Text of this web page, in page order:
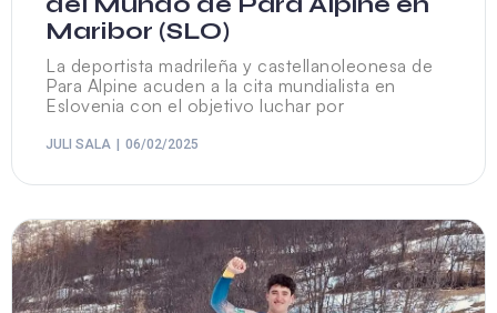
Maribor (SLO)
La deportista madrileña y castellanoleonesa de
Para Alpine acuden a la cita mundialista en
Eslovenia con el objetivo luchar por
JULI SALA 06/02/2025